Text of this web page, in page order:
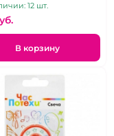
12 шт.
В корзину